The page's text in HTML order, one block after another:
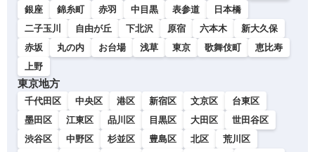
銀座
錦糸町 赤羽 中目黒 表参道
日本橋
二子玉川
自由が丘 下北沢 原宿 六本木
新大久保
赤坂
丸の内 お台場 浅草 東京 歌舞伎町
恵比寿
上野
東京地方
千代田区 中央区 港区 新宿区 文京区
台東区
墨田区
江東区 品川区 目黒区 大田区
世田谷区
渋谷区
中野区 杉並区 豊島区 北区
荒川区